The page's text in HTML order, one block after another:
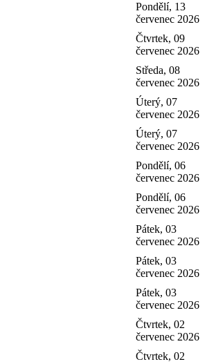
Pondělí, 13
červenec 2026
Čtvrtek, 09
červenec 2026
Středa, 08
červenec 2026
Úterý, 07
červenec 2026
Úterý, 07
červenec 2026
Pondělí, 06
červenec 2026
Pondělí, 06
červenec 2026
Pátek, 03
červenec 2026
Pátek, 03
červenec 2026
Pátek, 03
červenec 2026
Čtvrtek, 02
červenec 2026
Čtvrtek, 02